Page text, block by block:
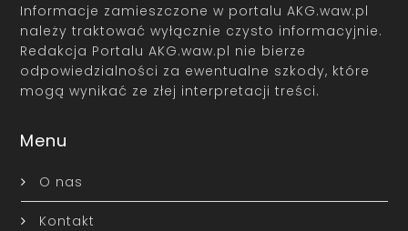
Informacje zamieszczone w portalu AKG.waw.pl
należy traktować wyłącznie czysto informacyjnie.
Redakcja Portalu AKG.waw.pl nie bierze
odpowiedzialności za ewentualne szkody, które
mogą wynikać ze złej interpretacji treści.
Menu
O nas
Kontakt